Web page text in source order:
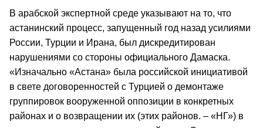
В арабской экспертной среде указывают на то, что
астанинский процесс, запущенный год назад усилиями
России, Турции и Ирана, был дискредитирован
нарушениями со стороны официального Дамаска.
«Изначально «Астана» была российской инициативой
в свете договоренностей с Турцией о демонтаже
группировок вооруженной оппозиции в конкретных
районах и о возвращении их (этих районов. – «НГ») в